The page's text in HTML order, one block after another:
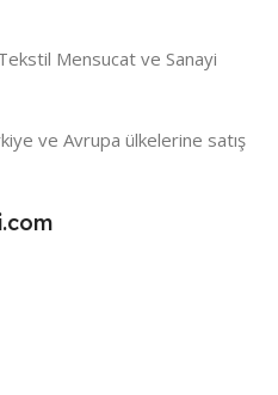
Mensucat ve Sanayi
ve Avrupa ülkelerine satış